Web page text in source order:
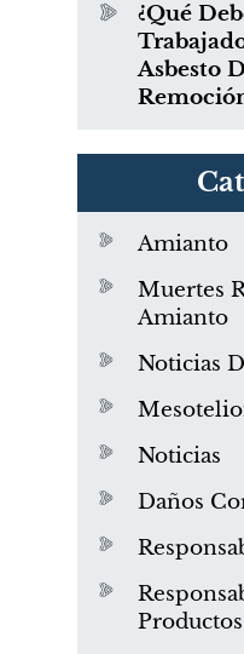
¿Qué
Asbesto
Amianto
Muertes
Amianto
Noticias
Noticias
Daños